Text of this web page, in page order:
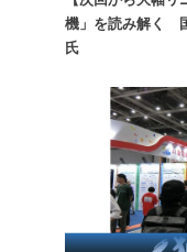
機」を読み解く
氏